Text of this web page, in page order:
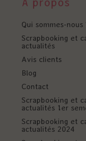
Qui sommes-nous
Scrapbooking et
actualités
Avis clients
Blog
Contact
Scrapbooking et
actualités 1er
Scrapbooking et
actualités 2024